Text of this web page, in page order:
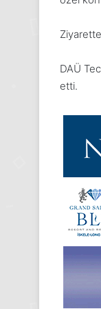
DAÜ
etti.